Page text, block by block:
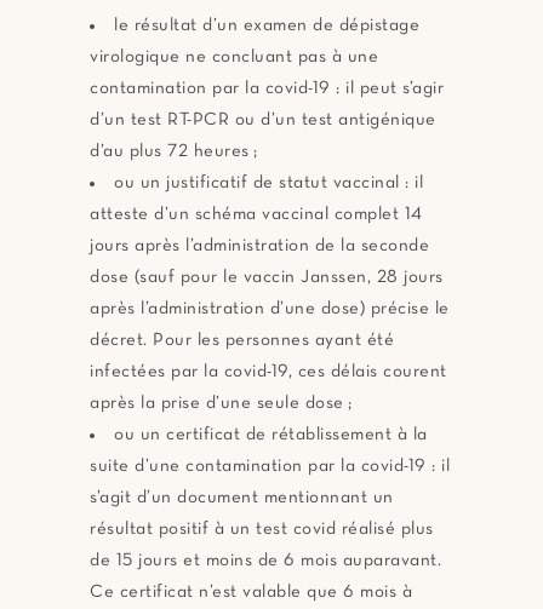
le résultat d’un examen de dépistage
virologique ne concluant pas à une
contamination par la covid-19 : il peut s’agir
d’un test RT-PCR ou d’un test antigénique
d’au plus 72 heures ;
ou un justificatif de statut vaccinal : il
atteste d’un schéma vaccinal complet 14
jours après l’administration de la seconde
dose (sauf pour le vaccin Janssen, 28 jours
après l’administration d’une dose) précise le
décret. Pour les personnes ayant été
infectées par la covid-19, ces délais courent
après la prise d’une seule dose ;
ou un certificat de rétablissement à la
suite d’une contamination par la covid-19 : il
s’agit d’un document mentionnant un
résultat positif à un test covid réalisé plus
de 15 jours et moins de 6 mois auparavant.
Ce certificat n’est valable que 6 mois à